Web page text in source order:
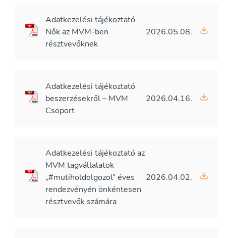
Adatkezelési tájékoztató
Nők az MVM-ben
résztvevőknek
2026.05.08.
Adatkezelési tájékoztató
beszerzésekről – MVM
Csoport
2026.04.16.
Adatkezelési tájékoztató az
MVM tagvállalatok
„#mutiholdolgozol” éves
rendezvényén önkéntesen
résztvevők számára
2026.04.02.